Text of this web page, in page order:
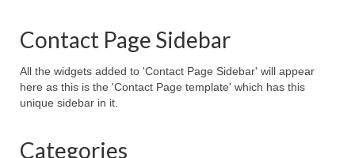
Contact Page Sidebar
All the widgets added to 'Contact Page Sidebar' will appear
here as this is the 'Contact Page template' which has this
unique sidebar in it.
Categories